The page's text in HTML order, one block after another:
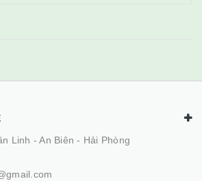
Linh - An Biên - Hải Phòng